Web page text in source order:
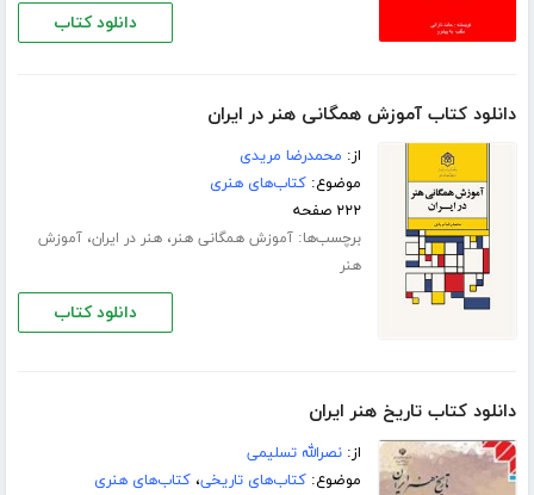
دانلود کتاب
دانلود کتاب آموزش همگانی هنر در ایران
از: محمدرضا مریدی
موضوع:کتاب‌های هنری
۲۲۲ صفحه
برچسب‌ها:آموزش همگانی هنر،هنر در ایران،آموزش
هنر
دانلود کتاب
دانلود کتاب تاریخ هنر ایران
از:نصرالله تسلیمی
موضوع:کتاب‌های تاریخی،کتاب‌های هنری